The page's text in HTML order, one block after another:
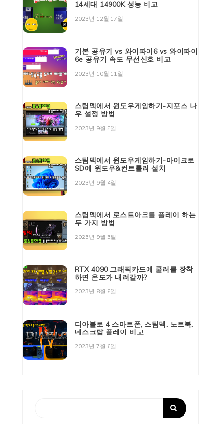
14세대 14900K 성능 비교
2023년 12월 17일
기본 공유기 vs 와이파이6 vs 와이파이
6e 공유기 속도 무선신호 비교
2023년 10월 11일
스팀덱에서 윈도우게임하기-지포스 나
우 설정 방법
2023년 9월 5일
스팀덱에서 윈도우게임하기-마이크로
SD에 윈도우&컨트롤러 설치
2023년 9월 4일
스팀덱에서 로스트아크를 플레이 하는
두 가지 방법
2023년 9월 3일
RTX 4090 그래픽카드에 쿨러를 장착
하면 온도가 내려갈까?
2023년 8월 8일
디아블로 4 스마트폰, 스팀덱, 노트북,
데스크탑 플레이 비교
2023년 7월 6일